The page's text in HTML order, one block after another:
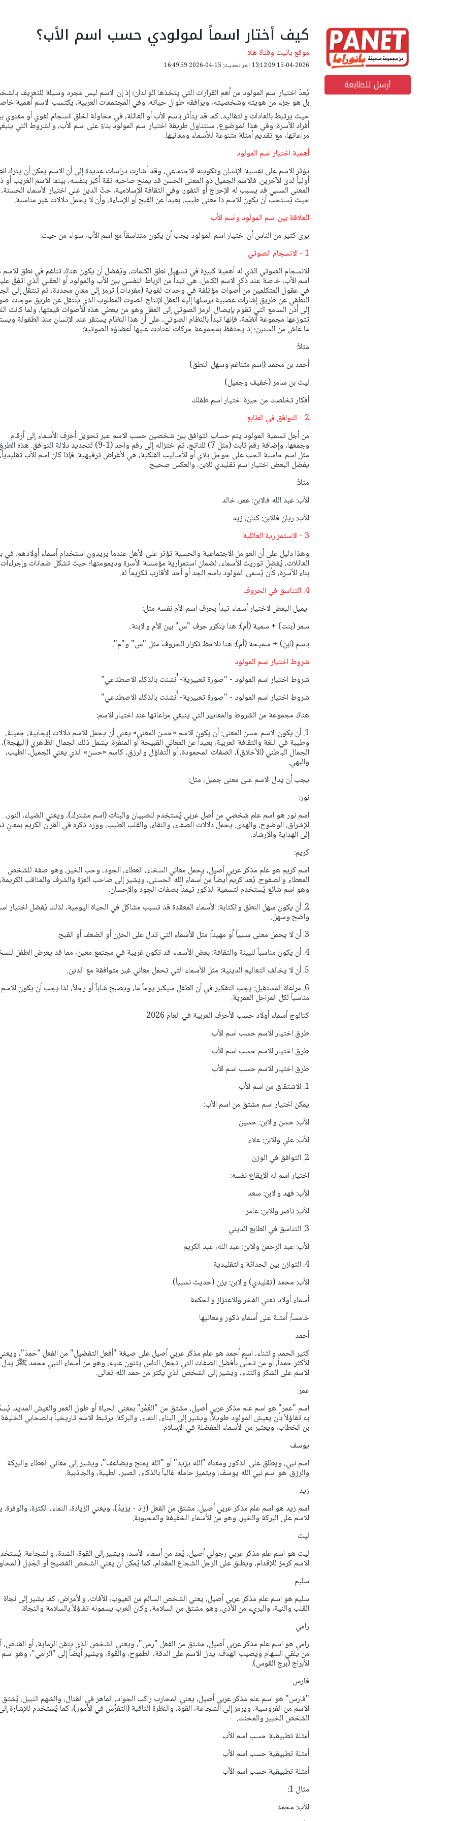
أرسل للطابعة
كيف أختار اسماً لمولودي حسب اسم الأب؟
موقع بانيت وقناة هلا
15-04-2026 13:12:09 اخر تحديث: 15-04-2026 16:49:59
يُعدّ اختيار اسم المولود من أهم القرارات التي يتخذها الوالدان؛ إذ إن الاسم ليس مجرد وسيلة للتعريف
بل هو جزء من هويته وشخصيته، ويرافقه طوال حياته. وفي المجتمعات العربية، يكتسب الاسم أهمية
حيث يرتبط بالعادات والتقاليد، كما قد يتأثر باسم الأب أو العائلة، في محاولة لخلق انسجام لغوي أو معنوي
أفراد الأسرة. وفي هذا الموضوع، سنتناول طريقة اختيار اسم المولود بناءً على اسم الأب، والشروط التي
مراعاتها، مع تقديم أمثلة متنوعة للأسماء ومعانيها.
أهمية اختيار اسم المولود
يؤثر الاسم على نفسية الإنسان وتكوينه الاجتماعي، وقد أشارت دراسات عديدة إلى أن الاسم يمكن أن يترك
أولياً لدى الآخرين. فالاسم الجميل ذو المعنى الحسن قد يمنح صاحبه ثقة أكبر بنفسه، بينما الاسم الغريب أو
المعنى السلبي قد يسبب له الإحراج أو النفور. وفي الثقافة الإسلامية، حثّ الدين على اختيار الأسماء الحسنة،
حيث يُستحب أن يكون الاسم ذا معنى طيب، بعيداً عن القبح أو الإساءة، وأن لا يحمل دلالات غير مناسبة.
العلاقة بين اسم المولود واسم الأب
يرى كثير من الناس أن اختيار اسم المولود يجب أن يكون متناسقاً مع اسم الأب، سواء من حيث:
1 - الانسجام الصوتي
الانسجام الصوتي الذي له أهمية كبيرة في تسهيل نطق الكلمات، ويُفضل أن يكون هناك تناغم في نطق الاسم
اسم الأب، خاصة عند ذكر الاسم الكامل، هي تبدأ من الرباط النفسي بين الأب والمولود أو العقلي الذي اتفِقَ
في عقول المتكلمين من أصوات مؤتلفة في وحدات لغوية (مفردات) ترمز إلى معانٍ محددة، ثم تنتقل إلى
النطقي عن طريق إشارات عصبية يرسلها إليه العقل لإنتاج الصوت المطلوب الذي ينتقل عن طريق موجات
إلى أذن السامع التي تقوم بإيصال الرمز الصوتي إلى العقل وهو من يعطي هذه الأصوات قيمتها، ولما كانت
تتوزعها مجموعة أنظمة، فإنها تبدأ بالنظام الصوتي، على أن هذا النظام يستقر عند الإنسان منذ الطفولة
ما عاش من السنين؛ إذ يحتفظ بمجموعة حركات اعتادت عليها أعضاؤه الصوتية:
مثلاً:
أحمد بن محمد (اسم متناغم وسهل النطق)
ليث بن سامر (خفيف وجميل)
أفكار تخلصك من حيرة اختيار اسم طفلك
2 - التوافق في الطابع
من أجل تسمية المولود يتم حساب التوافق بين شخصين حسب الاسم عبر تحويل أحرف الأسماء إلى أرقام
وجمعها، وإضافة رقم ثابت (مثل 7) للناتج، ثم اختزاله إلى رقم واحد (1-9) لتحديد دلالة التوافق. هذه
مثل اسم حاسبة الحب على جوجل بلاي أو الأساليب الفلكية، هي لأغراض ترفيهية. فإذا كان اسم الأب
يفضل البعض اختيار اسم تقليدي للابن، والعكس صحيح.
مثلاً:
الأب: عبد الله فالابن: عمر، خالد
الأب: ريان فالابن: كنان، زيد
3 - الاستمرارية العائلية
وهذا دليل على أن العوامل الاجتماعية والحسية تؤثر على الأهل عندما يريدون استخدام أسماء أولادهم.
العائلات، يُفضل توريث الأسماء، لضمان استمرارية مؤسسة الأسرة وديمومتها؛ حيث تشكل ضمانات
بناء الأسرة، كأن يُسمى المولود باسم الجد أو أحد الأقارب تكريماً له.
4. التناسق في الحروف
يميل البعض لاختيار أسماء تبدأ بحرف اسم الأم نفسه مثل:
سمر (بنت) + سمية (أم): هنا يتكرر حرف "س" بين الأم والابنة.
باسم (ابن) + سميحة (أم): هنا نلاحظ تكرار الحروف مثل "س" و"م".
شروط اختيار اسم المولود
شروط اختيار اسم المولود - "صورة تعبيرية- أُنشئت بالذكاء الاصطناعي"
شروط اختيار اسم المولود - "صورة تعبيرية- أُنشئت بالذكاء الاصطناعي"
هناك مجموعة من الشروط والمعايير التي ينبغي مراعاتها عند اختيار الاسم:
1. أن يكون الاسم حسن المعنى: أن يكون الاسم «حسن المعنى» يعني أن يحمل الاسم دلالات إيجابية، جميلة،
وطيبة في اللغة والثقافة العربية، بعيداً عن المعاني القبيحة أو المنفرة. يشمل ذلك الجمال الظاهري (البهجة)،
الجمال الباطني (الأخلاق)، الصفات المحمودة، أو التفاؤل والرزق، كاسم «حسن» الذي يعني الجميل، الطيب،
والبهي.
يجب أن يدل الاسم على معنى جميل، مثل:
نور:
اسم نور هو اسم علم شخصي من أصل عربي يُستخدم للصبيان والبنات (اسم مشترك)، ويعني الضياء، النور،
الإشراق، الوضوح، والهدى. يحمل دلالات الصفاء، والنقاء، والقلب الطيب، وورد ذكره في القرآن الكريم بمعانٍ
إلى الهداية والإرشاد.
كريم:
اسم كريم هو علم مذكر عربي أصيل، يحمل معاني السخاء، العطاء، الجود، وحب الخير، وهو صفة للشخص
المعطاء والصفوح. يُعد كريم أيضاً من أسماء الله الحسنى، ويشير إلى صاحب العزة والشرف والمناقب الكريمة،
وهو اسم شائع يُستخدم لتسمية الذكور تيمناً بصفات الجود والإحسان.
2. أن يكون سهل النطق والكتابة: الأسماء المعقدة قد تسبب مشاكل في الحياة اليومية، لذلك يُفضل اختيار
واضح وسهل.
3. أن لا يحمل معنى سلبياً أو مهيناً: مثل الأسماء التي تدل على الحزن أو الضعف أو القبح.
4. أن يكون مناسباً للبيئة والثقافة: بعض الأسماء قد تكون غريبة في مجتمع معين، مما قد يعرض الطفل للسخرية.
5. أن لا يخالف التعاليم الدينية: مثل الأسماء التي تحمل معاني غير متوافقة مع الدين.
6. مراعاة المستقبل: يجب التفكير في أن الطفل سيكبر يوماً ما، ويصبح شاباً أو رجلاً، لذا يجب أن يكون الاسم
مناسباً لكل المراحل العمرية.
كتالوج أسماء أولاد حسب الأحرف العربية في العام 2026
طرق اختيار الاسم حسب اسم الأب
طرق اختيار الاسم حسب اسم الأب
طرق اختيار الاسم حسب اسم الأب
1. الاشتقاق من اسم الأب
يمكن اختيار اسم مشتق من اسم الأب:
الأب: حسن والابن: حسين
الأب: علي والابن: علاء
2. التوافق في الوزن
اختيار اسم له الإيقاع نفسه:
الأب: فهد والابن: سعد
الأب: ناصر والابن: عامر
3. التناسق في الطابع الديني
الأب: عبد الرحمن والابن: عبد الله، عبد الكريم
4. التوازن بين الحداثة والتقليدية
الأب: محمد (تقليدي) والابن: يزن (حديث نسبياً)
أسماء أولاد تعني الفخر والاعتزاز والحكمة
خامساً: أمثلة على أسماء ذكور ومعانيها
أحمد
كثير الحمد والثناء، اسم أحمد هو علم مذكر عربي أصيل على صيغة "أفعل التفضيل" من الفعل "حَمِدَ"،
الأكثر حمداً، أو من تحلَّى بأفضل الصفات التي تجعل الناس يثنون عليه، وهو من أسماء النبي محمد ﷺ. يدل
الاسم على الشكر والثناء، ويشير إلى الشخص الذي يكثر من حمد الله تعالى.
عمر
اسم "عمر" هو اسم علم مذكر عربي أصيل، مشتق من "العُمْر" بمعنى الحياة أو طول العمر والعيش المديد.
به تفاؤلاً بأن يعيش المولود طويلاً، ويشير إلى البناء، النماء، والبركة. يرتبط الاسم تاريخياً بالصحابي
بن الخطاب، ويعتبر من الأسماء المفضلة في الإسلام.
يوسف
اسم نبي، ويطلق على الذكور ومعناه "الله يزيد" أو "الله يمنح ويضاعف"، ويشير إلى معاني العطاء والبركة
والرزق. هو اسم نبي الله يوسف، ويتميز حامله غالباً بالذكاء، الصبر، الطيبة، والجاذبية.
زيد
اسم زيد هو اسم علم مذكر عربي أصيل، مشتق من الفعل (زادَ - يزيدُ)، ويعني الزيادة، النماء، الكثرة، والوفرة.
الاسم على البركة والخير، وهو من الأسماء الخفيفة والمحبوبة.
ليث
ليث هو اسم علم مذكر عربي رجولي أصيل، يُعد من أسماء الأسد، ويشير إلى القوة، الشدة، والشجاعة.
الاسم كرمز للإقدام، ويطلق على الرجل الشجاع المقدام، كما يُمكن أن يعني الشخص الفصيح أو الجَدِل
سليم
سليم هو اسم علم مذكر عربي أصيل، يعني الشخص السالم من العيوب، الآفات، والأمراض، كما يشير إلى نجاة
القلب والنية، والبريء من الأذى، وهو مشتق من السلامة، وكان العرب يسمونه تفاؤلاً بالسلامة والنجاة.
رامي
رامي هو اسم علم مذكر عربي أصيل، مشتق من الفعل "رمى"، ويعني الشخص الذي يتقن الرماية، أو القناص،
من يلقي السهام ويصيب الهدف. يدل الاسم على الدقة، الطموح، والقوة، ويشير أيضاً إلى "الرامي"، وهو
الأبراج (برج القوس).
فارس
"فارس" هو اسم علم مذكر عربي أصيل، يعني المحارب راكب الجواد، الماهر في القتال، والشهم النبيل. يُشتق
الاسم من الفروسية، ويرمز إلى الشجاعة، القوة، والنظرة الثاقبة (التفرُّس في الأمور)، كما يُستخدم للإشارة
الشخص الخبير والمحنك.
أمثلة تطبيقية حسب اسم الأب
أمثلة تطبيقية حسب اسم الأب
أمثلة تطبيقية حسب اسم الأب
مثال 1:
الأب: محمد